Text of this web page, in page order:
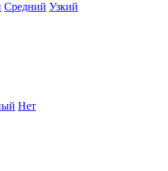
Средний Узкий
Нет